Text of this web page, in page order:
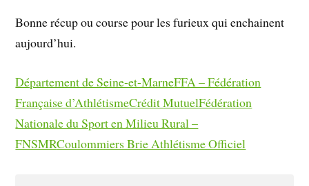
Bonne récup ou course pour les furieux qui enchainent
aujourd’hui.
Département de Seine-et-MarneFFA – Fédération
Française d’AthlétismeCrédit MutuelFédération
Nationale du Sport en Milieu Rural –
FNSMRCoulommiers Brie Athlétisme Officiel